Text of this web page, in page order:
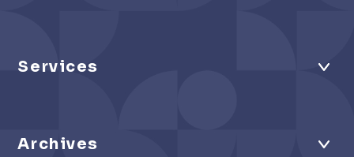
Services
Archives